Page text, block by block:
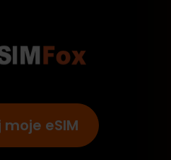
moje eSIM